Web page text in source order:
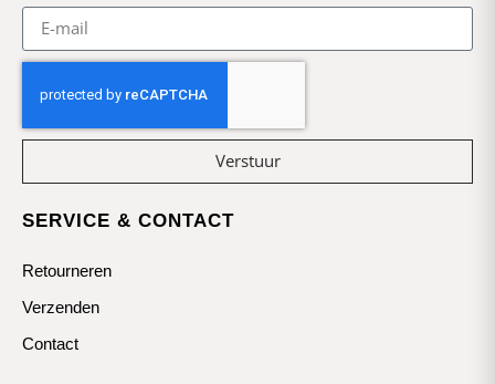
Verstuur
SERVICE & CONTACT
Retourneren
Verzenden
Contact